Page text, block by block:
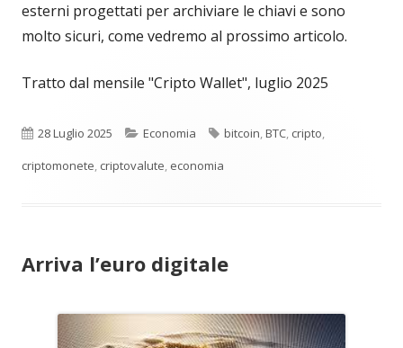
esterni progettati per archiviare le chiavi e sono
molto sicuri, come vedremo al prossimo articolo.
Tratto dal mensile "Cripto Wallet", luglio 2025
Pubblicato
28 Luglio 2025 Categorie
Economia Tag
bitcoin,BTC, cripto,
criptomonete, criptovalute, economia
Arriva l’euro digitale